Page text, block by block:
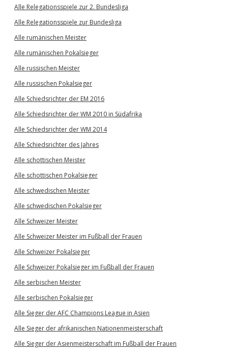
Alle Relegationsspiele zur 2. Bundesliga
Alle Relegationsspiele zur Bundesliga
Alle rumänischen Meister
Alle rumänischen Pokalsieger
Alle russischen Meister
Alle russischen Pokalsieger
Alle Schiedsrichter der EM 2016
Alle Schiedsrichter der WM 2010 in Südafrika
Alle Schiedsrichter der WM 2014
Alle Schiedsrichter des Jahres
Alle schottischen Meister
Alle schottischen Pokalsieger
Alle schwedischen Meister
Alle schwedischen Pokalsieger
Alle Schweizer Meister
Alle Schweizer Meister im Fußball der Frauen
Alle Schweizer Pokalsieger
Alle Schweizer Pokalsieger im Fußball der Frauen
Alle serbischen Meister
Alle serbischen Pokalsieger
Alle Sieger der AFC Champions League in Asien
Alle Sieger der afrikanischen Nationenmeisterschaft
Alle Sieger der Asienmeisterschaft im Fußball der Frauen